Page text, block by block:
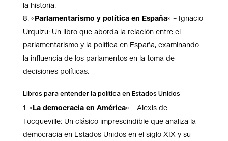
la historia.
«Parlamentarismo y política en España» – Ignacio
Urquizu: Un libro que aborda la relación entre el
parlamentarismo y la política en España, examinando
la influencia de los parlamentos en la toma de
decisiones políticas.
Libros para entender la política en Estados Unidos
«La democracia en América» – Alexis de
Tocqueville: Un clásico imprescindible que analiza la
democracia en Estados Unidos en el siglo XIX y su